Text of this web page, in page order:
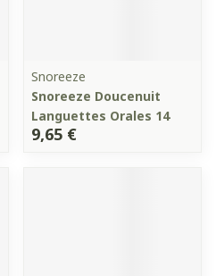
Snoreeze
Snoreeze Doucenuit
Languettes Orales 14
9,65 €